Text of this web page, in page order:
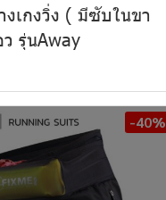
เกงวิ่ง ( มีซับในขา
รุ่นAway
-40%